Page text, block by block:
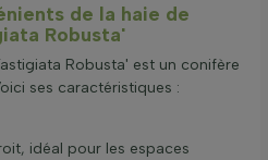
de la haie de
Robusta'
Robusta' est un conifère
ses caractéristiques :
idéal pour les espaces